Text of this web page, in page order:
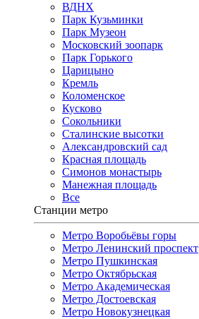
ВДНХ
Парк Кузьминки
Парк Музеон
Московский зоопарк
Парк Горького
Царицыно
Кремль
Коломенское
Кусково
Сокольники
Сталинские высотки
Александровский сад
Красная площадь
Симонов монастырь
Манежная площадь
Все
Станции метро
Метро Воробьёвы горы
Метро Ленинский проспект
Метро Пушкинская
Метро Октябрьская
Метро Академическая
Метро Достоевская
Метро Новокузнецкая